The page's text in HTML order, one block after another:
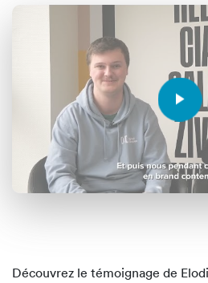
Découvrez le témoignage de